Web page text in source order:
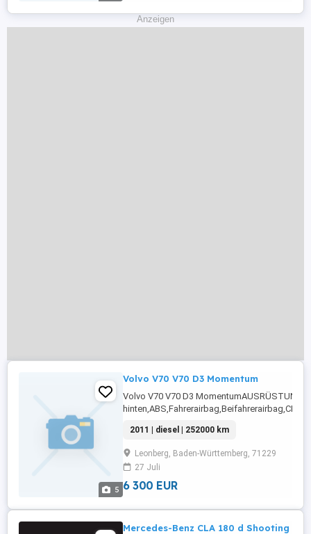
Anzeigen
5
Volvo V70 V70 D3 Momentum
Volvo V70 V70 D3 MomentumAUSRÜSTUNG:
...
2011 | diesel | 252000 km
Leonberg, Baden-Württemberg, 71229
27 Juli
6 300 EUR
Mercedes-Benz CLA 180 d Shooting